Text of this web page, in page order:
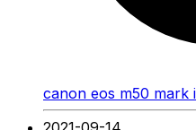
canon eos m50 mark